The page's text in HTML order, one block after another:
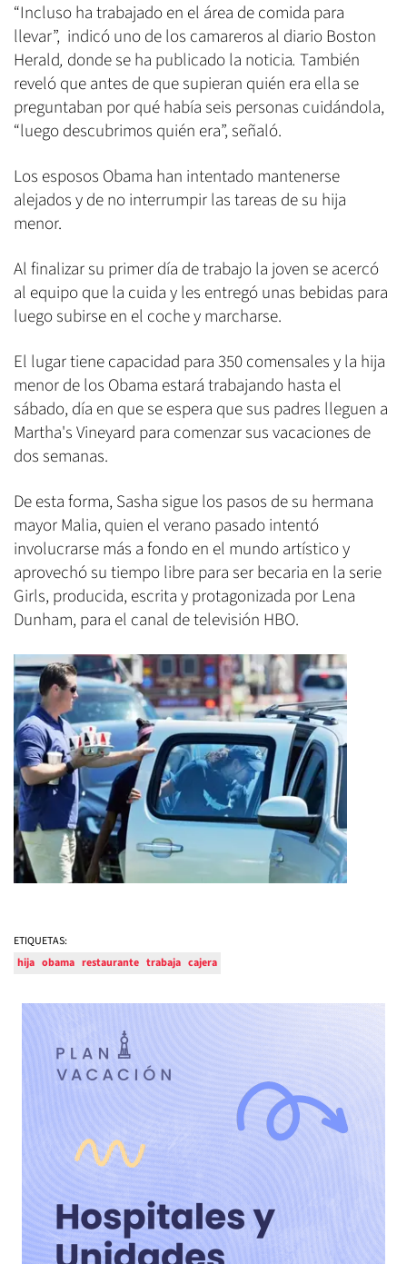
“Incluso ha trabajado en el área de comida para
llevar”, indicó uno de los camareros al diario Boston
Herald, donde se ha publicado la noticia. También
reveló que antes de que supieran quién era ella se
preguntaban por qué había seis personas cuidándola,
“luego descubrimos quién era”, señaló.
Los esposos Obama han intentado mantenerse
alejados y de no interrumpir las tareas de su hija
menor.
Al finalizar su primer día de trabajo la joven se acercó
al equipo que la cuida y les entregó unas bebidas para
luego subirse en el coche y marcharse.
El lugar tiene capacidad para 350 comensales y la hija
menor de los Obama estará trabajando hasta el
sábado, día en que se espera que sus padres lleguen a
Martha's Vineyard para comenzar sus vacaciones de
dos semanas.
De esta forma, Sasha sigue los pasos de su hermana
mayor Malia, quien el verano pasado intentó
involucrarse más a fondo en el mundo artístico y
aprovechó su tiempo libre para ser becaria en la serie
Girls, producida, escrita y protagonizada por Lena
Dunham, para el canal de televisión HBO.
ETIQUETAS:
hija obama restaurante trabaja cajera